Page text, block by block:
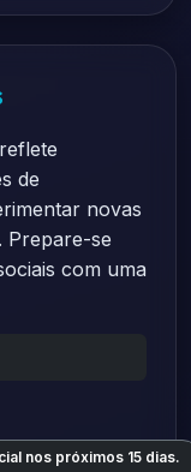
de
novas
Prepare-se
com uma
nos próximos 15 dias.